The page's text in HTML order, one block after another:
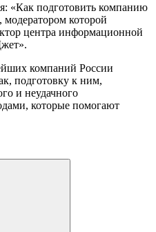
«Как подготовить компанию
модератором которой
центра информационной
компаний России
подготовку к ним,
и неудачного
которые помогают